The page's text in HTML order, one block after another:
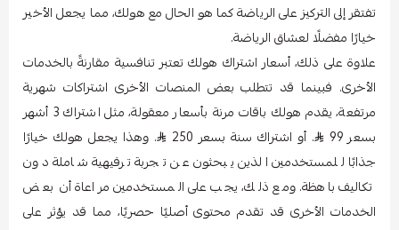
تفتقر إلى التركيز على الرياضة كما هو الحال مع هولك، مما يجعل الأخير
خيارًا مفضلًا لعشاق الرياضة.
علاوة على ذلك، أسعار اشتراك هولك تعتبر تنافسية مقارنةً بالخدمات
الأخرى. فبينما قد تتطلب بعض المنصات الأخرى اشتراكات شهرية
مرتفعة، يقدم هولك باقات مرنة بأسعار معقولة، مثل اشتراك 3 أشهر
بسعر 99
. أو اشتراك سنة بسعر 250
. وهذا يجعل هولك خيارًا
جذابًا للمستخدمين الذين يبحثون عن تجربة ترفيهية شاملة دون
تكاليف باهظة. ومع ذلك، يجب على المستخدمين مراعاة أن بعض
الخدمات الأخرى قد تقدم محتوى أصليًا حصريًا، مما قد يؤثر على